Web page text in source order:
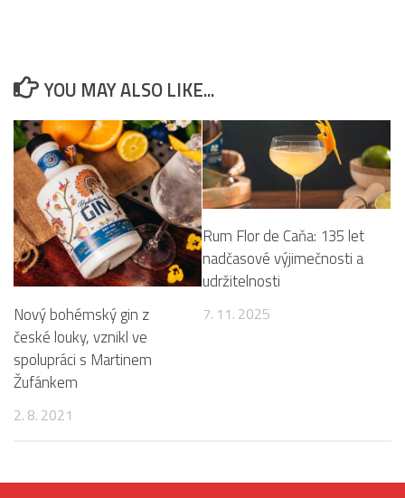
YOU MAY ALSO LIKE...
Nový bohémský gin z
české louky, vznikl ve
spolupráci s Martinem
Žufánkem
2. 8. 2021
Rum Flor de Caňa: 135 let
nadčasové výjimečnosti a
udržitelnosti
7. 11. 2025